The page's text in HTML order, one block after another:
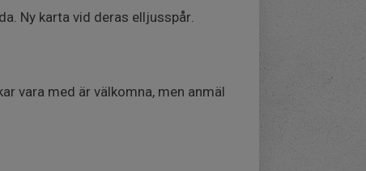
Ny karta vid deras elljusspår.
vara med är välkomna, men anmäl